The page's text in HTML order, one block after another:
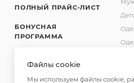
ПОЛНЫЙ ПРАЙС-ЛИСТ
БОНУСНАЯ
ПРОГРАММА
Файлы cookie
Мы используем файлы cookie,